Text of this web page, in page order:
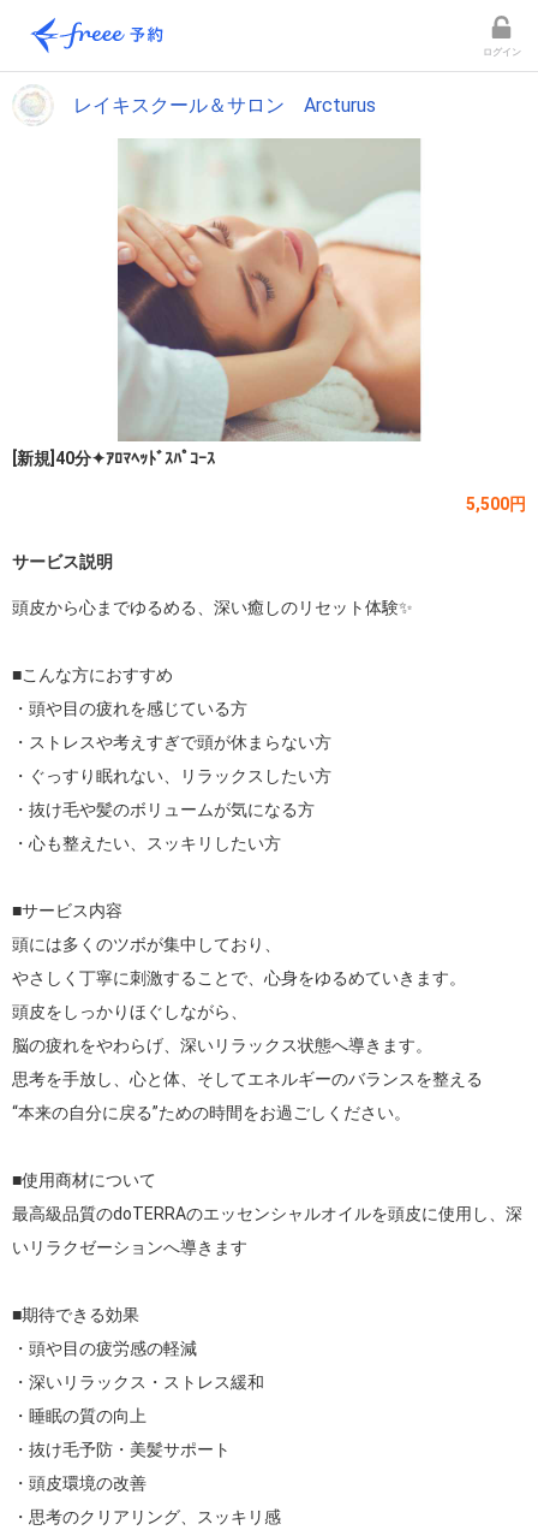
ログイン
レイキスクール＆サロン Arcturus
[新規]40分✦ｱﾛﾏﾍｯﾄﾞｽﾊﾟｺｰｽ
5,500円
サービス説明
頭皮から心までゆるめる、深い癒しのリセット体験✨
■こんな方におすすめ
・頭や目の疲れを感じている方
・ストレスや考えすぎで頭が休まらない方
・ぐっすり眠れない、リラックスしたい方
・抜け毛や髪のボリュームが気になる方
・心も整えたい、スッキリしたい方
■サービス内容
頭には多くのツボが集中しており、
やさしく丁寧に刺激することで、心身をゆるめていきます。
頭皮をしっかりほぐしながら、
脳の疲れをやわらげ、深いリラックス状態へ導きます。
思考を手放し、心と体、そしてエネルギーのバランスを整える
“本来の自分に戻る”ための時間をお過ごしください。
■使用商材について
最高級品質のdoTERRAのエッセンシャルオイルを頭皮に使用し、深
いリラクゼーションへ導きます
■期待できる効果
・頭や目の疲労感の軽減
・深いリラックス・ストレス緩和
・睡眠の質の向上
・抜け毛予防・美髪サポート
・頭皮環境の改善
・思考のクリアリング、スッキリ感